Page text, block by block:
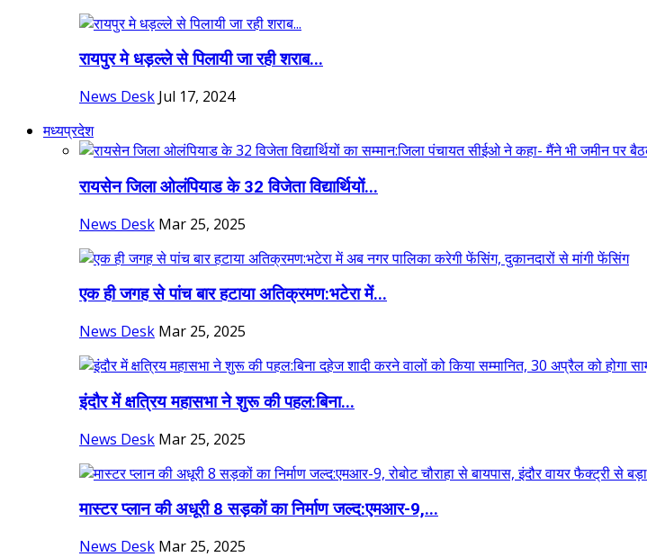
रायपुर मे धड़ल्ले से पिलायी जा रही शराब...
News Desk Jul 17, 2024
मध्यप्रदेश
रायसेन जिला ओलंपियाड के 32 विजेता विद्यार्थियों...
News Desk Mar 25, 2025
एक ही जगह से पांच बार हटाया अतिक्रमण:भटेरा में...
News Desk Mar 25, 2025
इंदौर में क्षत्रिय महासभा ने शुरू की पहल:बिना...
News Desk Mar 25, 2025
मास्टर प्लान की अधूरी 8 सड़कों का निर्माण जल्द:एमआर-9,...
News Desk Mar 25, 2025